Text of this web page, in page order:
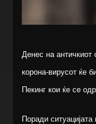
Денес на античкиот
корона-вирусот ќе
Пекинг кои ќе се
Поради